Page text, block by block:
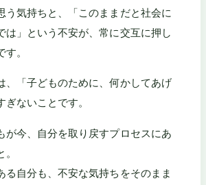
う気持ちと、「このままだと社会に
は」という不安が、常に交互に押し
。
、「子どものために、何かしてあげ
ないことです。
が今、自分を取り戻すプロセスにあ
る自分も、不安な気持ちをそのまま